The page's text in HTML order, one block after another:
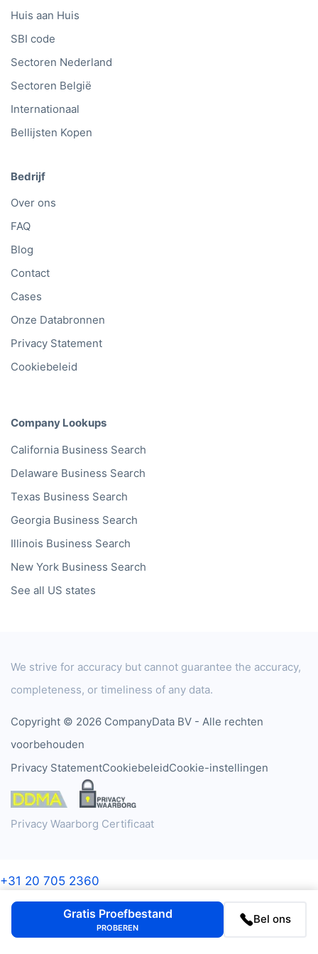
Bedrijven
Huis aan Huis
SBI code
Sectoren Nederland
Sectoren België
Internationaal
Bedrijf
Over ons
FAQ
Blog
Contact
Cases
Onze Databronnen
Privacy Statement
Company Lookups
California Business Search
DelawareBusiness Search
TexasBusiness Search
GeorgiaBusiness Search
IllinoisBusiness Search
New YorkBusiness Search
We strive for accuracy but cannot guarantee the accuracy,
Copyright © 2026 CompanyData BV - Alle rechten
voorbehouden
Privacy Statement
Gratis Proefbestand
PROBEREN
Bel ons
+31 20 705 2360